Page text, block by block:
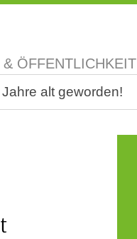
& ÖFFENTLICHKEIT
alt geworden!